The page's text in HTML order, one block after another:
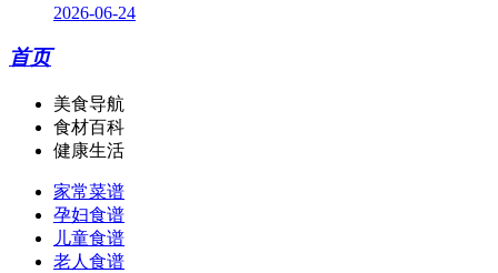
2026-06-24
首页
美食导航
食材百科
健康生活
家常菜谱
孕妇食谱
儿童食谱
老人食谱